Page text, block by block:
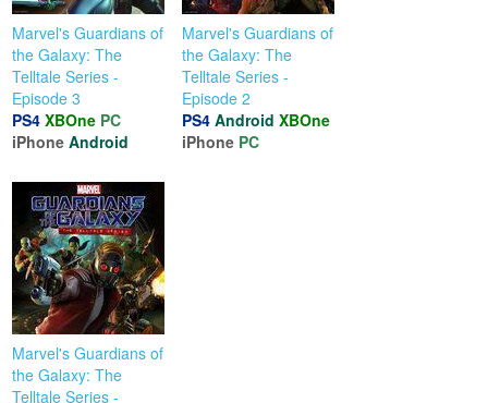
Marvel's Guardians of
the Galaxy: The
Telltale Series -
Episode 3
PS4 XBOne PC
iPhone Android
Marvel's Guardians of
the Galaxy: The
Telltale Series -
Episode 2
PS4 Android XBOne
iPhone PC
Marvel's Guardians of
the Galaxy: The
Telltale Series -